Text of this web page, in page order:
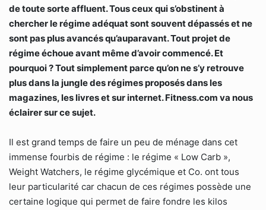
de toute sorte affluent. Tous ceux qui s’obstinent à
chercher le régime adéquat sont souvent dépassés et ne
sont pas plus avancés qu’auparavant. Tout projet de
régime échoue avant même d’avoir commencé. Et
pourquoi ? Tout simplement parce qu’on ne s’y retrouve
plus dans la jungle des régimes proposés dans les
magazines, les livres et sur internet. Fitness.com va nous
éclairer sur ce sujet.
Il est grand temps de faire un peu de ménage dans cet
immense fourbis de régime : le régime « Low Carb »,
Weight Watchers, le régime glycémique et Co. ont tous
leur particularité car chacun de ces régimes possède une
certaine logique qui permet de faire fondre les kilos